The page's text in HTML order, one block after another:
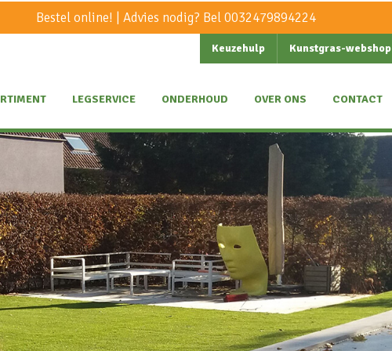
Bestel online! | Advies nodig? Bel0032479894224
Keuzehulp Kunstgras-webshop
LEGSERVICE ONDERHOUD OVER ONS CONTACT